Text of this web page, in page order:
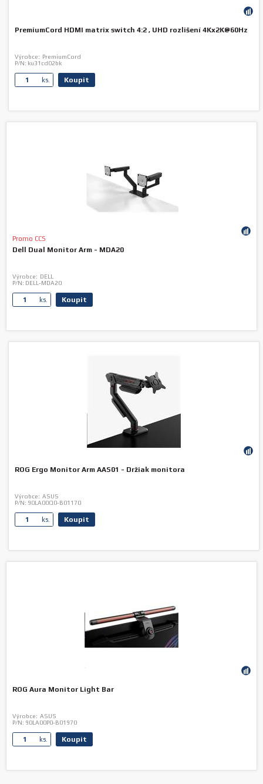
PremiumCord HDMI matrix switch 4:2 , UHD rozlišení 4Kx2K@60Hz
Výrobce: PremiumCord
P/N: ku31cd02bk
ks. Koupit
Promo CCS
Dell Dual Monitor Arm - MDA20
Výrobce: DELL
P/N: DELL-MDA20
ks. Koupit
ROG Ergo Monitor Arm AAS01 - Držiak monitora
Výrobce: ASUS
P/N: 90LA00Q0-B01170
ks. Koupit
ROG Aura Monitor Light Bar
Výrobce: ASUS
P/N: 90LA00P0-B01970
ks. Koupit